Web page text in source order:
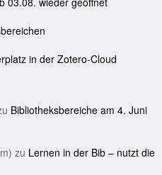
in der Zotero-Cloud
Bibliotheksbereiche am 4. Juni
zu Lernen in der Bib – nutzt die